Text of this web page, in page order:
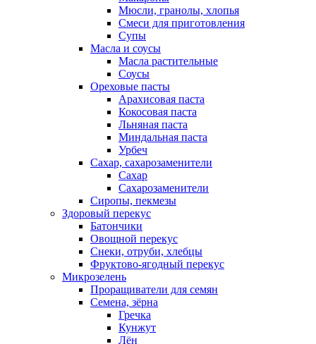
Мюсли, гранолы, хлопья
Смеси для приготовления
Супы
Масла и соусы
Масла растительные
Соусы
Ореховые пасты
Арахисовая паста
Кокосовая паста
Льняная паста
Миндальная паста
Урбеч
Сахар, сахарозаменители
Сахар
Сахарозаменители
Сиропы, пекмезы
Здоровый перекус
Батончики
Овощной перекус
Снеки, отруби, хлебцы
Фруктово-ягодный перекус
Микрозелень
Проращиватели для семян
Семена, зёрна
Гречка
Кунжут
Лён